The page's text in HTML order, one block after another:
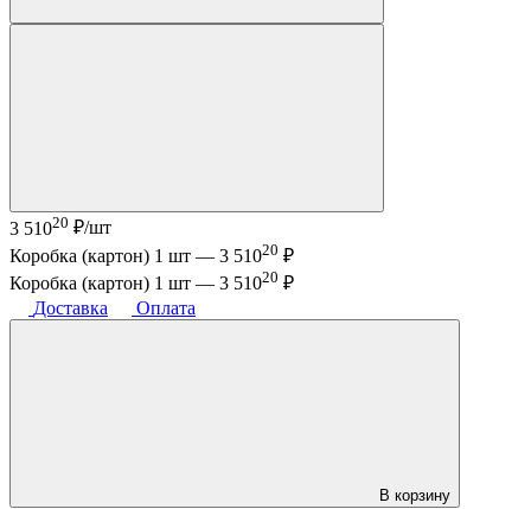
3 51020 ₽/шт
Коробка (картон) 1 шт — 3 51020 ₽
Коробка (картон) 1 шт — 3 51020 ₽
Доставка
Оплата
В корзину